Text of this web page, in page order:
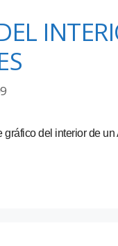
gráfico del interior de